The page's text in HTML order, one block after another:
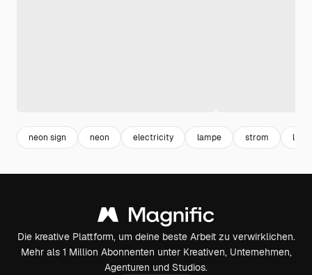
neon sign neon electricity lampe strom licht
Die kreative Plattform, um deine beste Arbeit zu verwirklichen.
Mehr als 1 Million Abonnenten unter Kreativen, Unternehmen,
Agenturen und Studios.